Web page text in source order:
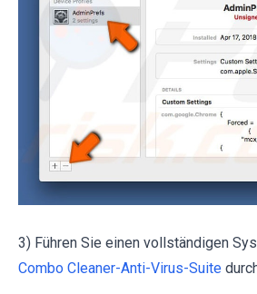
3) Führen Sie einen vollständigen
Combo Cleaner-Anti-Virus-Suite